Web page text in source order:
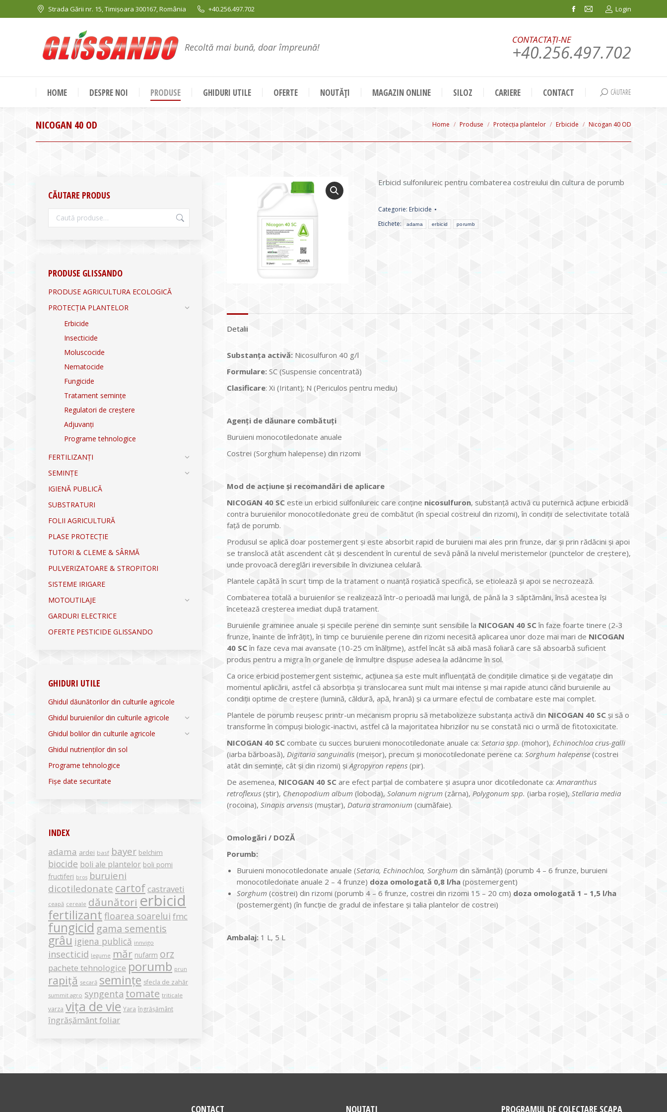
Strada Gării nr. 15, Timișoara 300167, România +40.256.497.702
Facebook
in
window
Mail
in
window
Login
Recoltă mai bună, doar împreună!
CONTACTAȚI-NE
+40.256.497.702
HOME DESPRE NOI PRODUSE GHIDURI UTILE OFERTE NOUTĂȚI MAGAZIN ONLINE SILOZ CARIERE CONTACT Search:
CĂUTARE
NICOGAN 40 OD You are here:
Home Produse Protecția plantelor Erbicide Nicogan 40 OD
Erbicid sulfonilureic pentru combaterea costreiului din cultura de porumb
Categorie: Erbicide
Etichete:
adama erbicid porumb
Detalii
Substanța activă: Nicosulfuron 40 g/l
Formulare: SC (Suspensie concentrată)
Clasificare: Xi (Iritant); N (Periculos pentru mediu)
Agenți de dăunare combătuți
Buruieni monocotiledonate anuale
Costrei (Sorghum halepense) din rizomi
Mod de acțiune și recomandări de aplicare
NICOGAN 40 SC este un erbicid sulfonilureic care conţine nicosulfuron, substanţă activă cu puternică acţiune erbicidă
contra buruienilor monocotiledonate greu de combătut (în special costreiul din rizomi), în condiţii de selectivitate totală
faţă de porumb.
Produsul se aplică doar postemergent şi este absorbit rapid de buruieni mai ales prin frunze, dar şi prin rădăcini şi apoi
se translocă atât ascendent cât şi descendent în curentul de sevă până la nivelul meristemelor (punctelor de creştere),
unde provoacă dereglări ireversibile în diviziunea celulară.
Plantele capătă în scurt timp de la tratament o nuanţă roşiatică specifică, se etiolează şi apoi se necrozează.
Combaterea totală a buruienilor se realizează într-o perioadă mai lungă, de până la 3 săptămâni, însă acestea îşi
încetează creşterea imediat după tratament.
Buruienile graminee anuale şi speciile perene din seminţe sunt sensibile la NICOGAN 40 SC în faze foarte tinere (2-3
frunze, înainte de înfrăţit), în timp ce buruienile perene din rizomi necesită aplicarea unor doze mai mari de NICOGAN
40 SCîn faze ceva mai avansate (10-25 cm înălţime), astfel încât să aibă masă foliară care să absoarbă suficient
produs pentru a migra în organele de înmulţire dispuse adesea la adâncime în sol.
Ca orice erbicid postemergent sistemic, acţiunea sa este mult influenţată de condiţiile climatice şi de vegataţie din
momentul aplicării, astfel că absorbţia şi translocarea sunt mult mai intense şi mai rapide atunci când buruienile au
condiţii optime de creştere (lumină, căldură, apă, hrană) şi ca urmare efectul de combatare este mai complet.
Plantele de porumb reuşesc printr-un mecanism propriu să metabolizeze substanţa activă din NICOGAN 40 SC şi să o
transforme în compuşi biologic-inactivi, astfel că la majoritatea hibrizilor nu se constată nici o urmă de fitotoxicitate.
NICOGAN 40 SC combate cu succes buruieni monocotiledonate anuale ca: Setaria spp. (mohor), Echinochloa crus-galli
(iarba bărboasă), Digitaria sanguinalis (meişor), precum şi monocotiledonate perene ca: Sorghum halepense (costrei
atât din seminţe, cât şi din rizomi) şi Agropyron repens (pir).
De asemenea, NICOGAN 40 SC are efect parţial de combatere şi asupra unor dicotiledonate ca: Amaranthus
retroflexus (ştir), Chenopodium album (loboda), Solanum nigrum (zârna), Polygonum spp. (iarba roşie), Stellaria media
(rocoina), Sinapis arvensis (muştar), Datura stramonium (ciumăfaie).
Omologări / DOZĂ
Porumb:
Buruieni monocotiledonate anuale (Setaria, Echinochloa, Sorghum din sămânţă) (porumb 4 – 6 frunze, buruieni
monocotiledonate anuale 2 – 4 frunze) doza omologată 0,8 l/ha (postemergent)
Sorghum (costrei) din rizomi (porumb 4 – 6 frunze, costrei din rizomi 15 – 20 cm) doza omologată 1 – 1,5 l/ha
(postemergent) (în funcţie de gradul de infestare şi talia plantelor de costrei)
Ambalaj: 1 L, 5 L
CĂUTARE PRODUS
PRODUSE GLISSANDO
PRODUSE AGRICULTURA ECOLOGICĂ
PROTECȚIA PLANTELOR
Erbicide
Insecticide
Moluscocide
Nematocide
Fungicide
Tratament semințe
Regulatori de creștere
Adjuvanți
Programe tehnologice
FERTILIZANȚI
SEMINȚE
IGIENĂ PUBLICĂ
SUBSTRATURI
FOLII AGRICULTURĂ
PLASE PROTECȚIE
TUTORI & CLEME & SÂRMĂ
PULVERIZATOARE & STROPITORI
SISTEME IRIGARE
MOTOUTILAJE
GARDURI ELECTRICE
OFERTE PESTICIDE GLISSANDO
GHIDURI UTILE
Ghidul dăunătorilor din culturile agricole
Ghidul buruienilor din culturile agricole
Ghidul bolilor din culturile agricole
Ghidul nutrienților din sol
Programe tehnologice
Fișe date securitate
INDEX
adama ardei basf bayer belchim
biocide boli ale plantelor boli pomi
fructiferi bros buruieni
dicotiledonate cartof castraveti
ceapă cereale dăunători erbicid
fertilizant floarea soarelui fmc
fungicid gama sementis
grâu igiena publică innvigo
insecticid legume măr nufarm orz
pachete tehnologice porumb prun
rapiță secară semințe sfecla de zahăr
summit agro syngenta tomate triticale
varza vița de vie Yara îngrășământ
îngrășământ foliar
CONTACT NOUTAȚI PROGRAMUL DE COLECTARE SCAPA